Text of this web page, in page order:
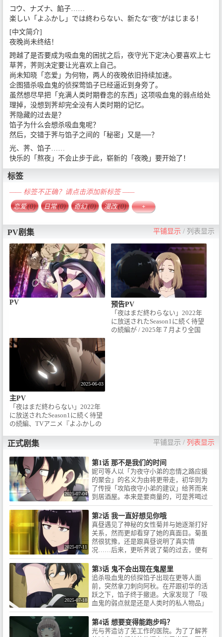
コウ、ナズナ、餡子……
楽しい「よふかし」では終わらない、新たな“夜”がはじまる！
[中文简介]
夜晚尚未终结！
跨越了是否要成为吸血鬼的困扰之后，夜守光下定决心要喜欢上七
草荠，荠则决定要让光喜欢上自己。
尚未知晓「恋爱」为何物，两人的夜晚依旧持续加速。
企图猎杀吸血鬼的侦探莺馅子已经逼近到身旁了。
虽然想尽早把「充满人类时期眷恋的东西」这项吸血鬼的弱点给处
理掉，没想到荠却完全没有人类时期的记忆。
荠隐藏的过去是？
馅子为什么会想杀吸血鬼呢？
然后，交错于荠与馅子之间的「秘密」又是──？
光、荠、馅子……
快乐的「熬夜」不会止步于此，崭新的「夜晚」要开始了！
标签
—— 标签不正确？请点击添加新标签 ——
恋爱(0) 日常(0) 奇幻(0) 漫改(0) +
PV剧集 平铺显示 / 列表显示
PV
预告PV
「夜はまだ終わらない」2022年
に放送されたSeason1に続く待望
の続編が / 2025年７月より全国
人の夜は加速していく。吸血鬼
を殺そうと企む探偵・鶯 餡子の
鬼の弱点は「人間時代に思い入
れの強かったもの」。その弱点
を予め処分しようとするが、ナ
ズナには人間時代の記憶が一切
ない。ナズナの隠された過去と
は？なぜ餡子は吸血鬼を殺すよ
うになったのか？そして、ナズ
ナと餡子に交錯する“秘密”とは
――？コウ、ナズナ、餡子……
楽しい「よふかし」では終わら
ない、新たな“夜”がはじまる！■
配信 / TVアニメ『よふかしのう
た Season1』各プラットフォーム
にて配信中 / ●見放題配信 / DMM
TV/dアニメスト
ア/FOD/Hulu/NETFLIX/U-NEXT/
アニメ放題/バンダイチャンネル
/ ●レンタル配信 / Amazon Prime
Video／Google TV／HAPPY!動画
／J:COMSTREAM／milplus／
music. jp / Rakuten TV／
2025-06-03
主PV
「夜はまだ終わらない」2022年
に放送されたSeason1に続く待望
の続編、TVアニメ『よふかしの
“ノイタミナ”にて2025年7月4日
（金）23時30分から放送開始 / ■
放送情報 / 全国フジテレビ系“ノ
イタミナ”にて / 2025年7月4日
（金）23時30分から放送開始 /
アニマックスにて2025年8月1日
（金）より毎週金曜 19 時 00 分
から放送開始 / （再放送＝毎週金
曜 27時 30 分から）■イントロダ
クション / “夜はまだ終わらない”
吸血鬼になることへの戸惑いを
乗り越え、ナズナを“好き”にな
ることを決めたコウと、コウに
“惚れさせる”決意をしたナズ
ナ。「恋」が一体なんなのか、
わからないまま二人の夜は加速
していく。吸血鬼を殺そうと企
む探偵・鶯 餡子の手が、すぐそ
こまで迫る。吸血鬼の弱点は
「人間時代に思い入れの強かっ
たもの」。その弱点を予め処分
しようとするが、ナズナには人
間時代の記憶が一切ない。ナズ
ナの隠された過去とは？なぜ餡
正式剧集 平铺显示 / 列表显示
2025-07-04
第1话 那不是我们的时间
妮可等人以「为夜守小弟的恋情之路应援
的聚会」的名义为由将更带走，初华则为
了传授「攻陷夜守小弟的建议」给荠而来
到居酒屋。本来是要商量的，可是荠喝过
头了，最后更被叫来把她背回去……
2025-07-11
第2话 我一直好想见你哦
真昼遇见了神秘的女性菊并与她逐渐打好
关系，然而更却看穿了她的真面目。菊虽
然很犹豫，还是跟真昼说明了真实情
况……后来，更听荠说了菊的过去，便有
了更多疑虑。
2025-07-18
第3话 鬼不会出现在鬼屋里
追杀吸血鬼的侦探馅子出现在更等人面
前，突然拿刀刺向阿秋。在芹跟初华的活
跃之下，馅子终于撤退。大家发现了「吸
血鬼的弱点就是还是人类时的私人物品」
这项重大的事实，于是一起讨论对策……
第4话 想要变得能跑步吗？
光与荠造访了芜工作的医院。为了了解荠